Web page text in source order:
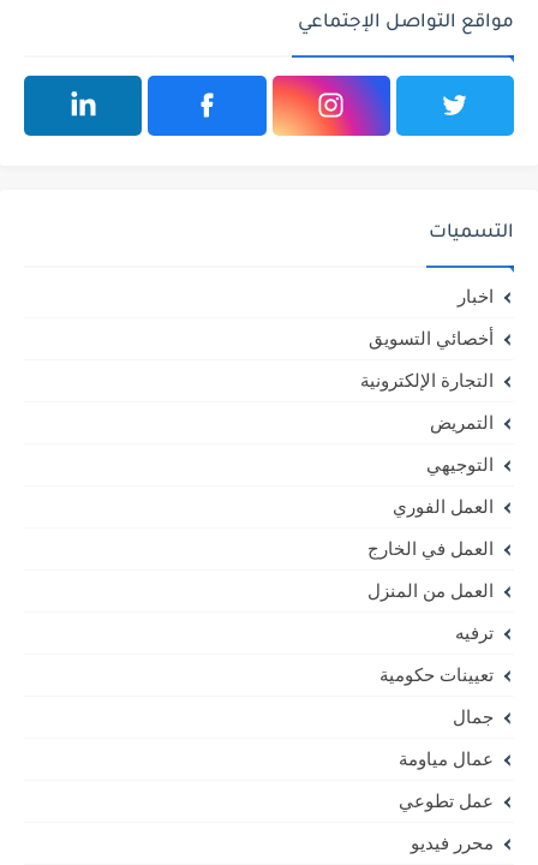
مواقع التواصل الإجتماعي
التسميات
اخبار
أخصائي التسويق
التجارة الإلكترونية
التمريض
التوجيهي
العمل الفوري
العمل في الخارج
العمل من المنزل
ترفيه
تعيينات حكومية
جمال
عمال مياومة
عمل تطوعي
محرر فيديو